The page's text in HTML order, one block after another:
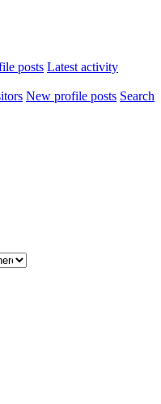
posts Latest activity
New profile posts Search